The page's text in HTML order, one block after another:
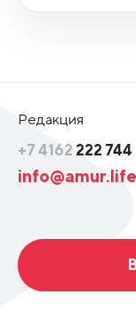
Редакция
+7 4162 222 744
info@amur.life